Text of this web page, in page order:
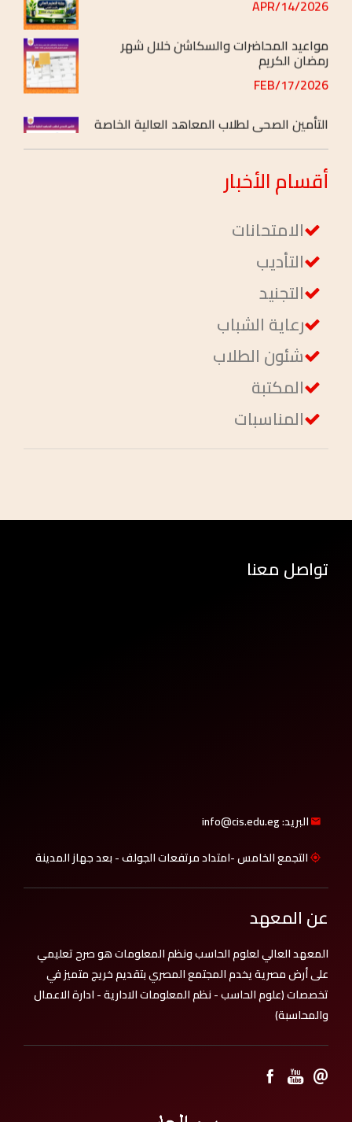
رمضان الكريم
2026/FEB/17
2026/FEB/04
أقسامالأخبار
الامتحانات
التأديب
التجنيد
رعاية الشباب
شئون الطلاب
المكتبة
المناسبات
تواصل معنا
البريد: info@cis.edu.eg
التجمع الخامس -امتداد مرتفعات الجولف - بعد جهاز المدينة
عن المعهد
المعهد العالي لعلوم الحاسب ونظم المعلومات هو صرح تعليمي
على أرض مصرية يخدم المجتمع المصري بتقديم خريج متميز في
تخصصات (علوم الحاسب - نظم المعلومات الادارية - ادارة الاعمال
والمحاسبة)